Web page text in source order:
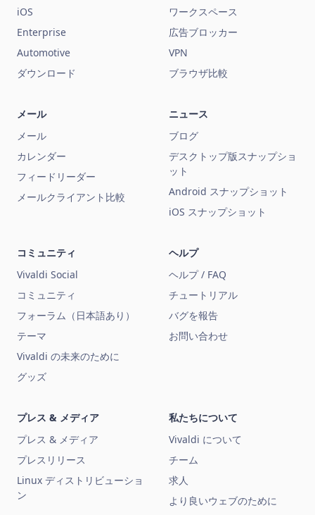
iOS
Enterprise
Automotive
ダウンロード
ワークスペース
広告ブロッカー
VPN
ブラウザ比較
メール
メール
カレンダー
フィードリーダー
メールクライアント比較
ニュース
ブログ
デスクトップ版スナップショ
ット
Android スナップショット
iOS スナップショット
コミュニティ
Vivaldi Social
コミュニティ
フォーラム（日本語あり）
テーマ
Vivaldi の未来のために
グッズ
ヘルプ
ヘルプ / FAQ
チュートリアル
バグを報告
お問い合わせ
プレス & メディア
プレス & メディア
プレスリリース
Linux ディストリビューショ
ン
私たちについて
Vivaldi について
チーム
求人
より良いウェブのために